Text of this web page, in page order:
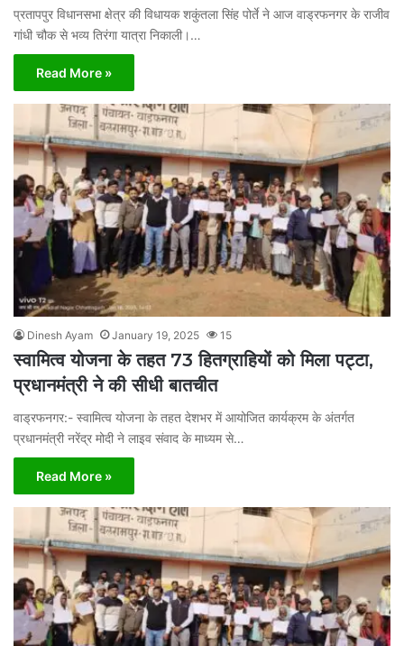
प्रतापपुर विधानसभा क्षेत्र की विधायक शकुंतला सिंह पोर्ते ने आज वाड्रफनगर के राजीव
गांधी चौक से भव्य तिरंगा यात्रा निकाली।…
Read More »
Dinesh Ayam January 19, 2025 15
स्वामित्व योजना के तहत 73 हितग्राहियों को मिला पट्टा,
प्रधानमंत्री ने की सीधी बातचीत
वाड्रफनगर:- स्वामित्व योजना के तहत देशभर में आयोजित कार्यक्रम के अंतर्गत
प्रधानमंत्री नरेंद्र मोदी ने लाइव संवाद के माध्यम से…
Read More »